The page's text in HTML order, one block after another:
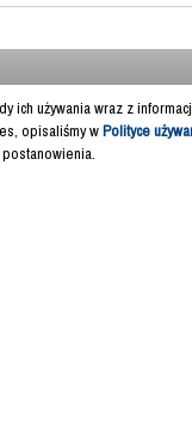
ich używania wraz z
opisaliśmy wPolityce